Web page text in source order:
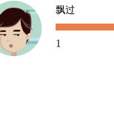
飘过
1